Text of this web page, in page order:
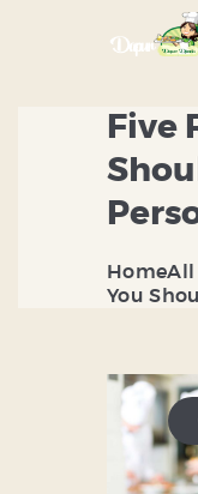
Five
HomeAll
You